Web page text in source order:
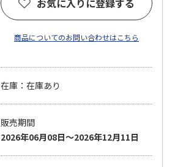
お気に入りに登録する
商品についてのお問い合わせはこちら
在庫：在庫あり
販売期間
2026年06月08日～2026年12月11日